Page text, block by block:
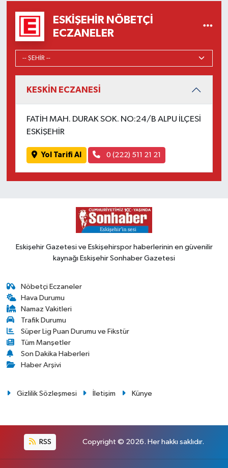
ESKIŞEHIR NÖBETÇI
ECZANELER
KESKİN ECZANESİ
FATİH MAH. DURAK SOK. NO:24/B ALPU İLÇESİ
ESKİŞEHİR
Yol Tarifi Al 0 (222) 511 21 21
Eskişehir Gazetesi ve Eskişehirspor haberlerinin en güvenilir
kaynağı Eskişehir Sonhaber Gazetesi
Nöbetçi Eczaneler
Hava Durumu
Namaz Vakitleri
Trafik Durumu
Süper Lig Puan Durumu ve Fikstür
Tüm Manşetler
Son Dakika Haberleri
Haber Arşivi
Gizlilik Sözleşmesi İletişim Künye
RSS Copyright © 2026. Her hakkı saklıdır.